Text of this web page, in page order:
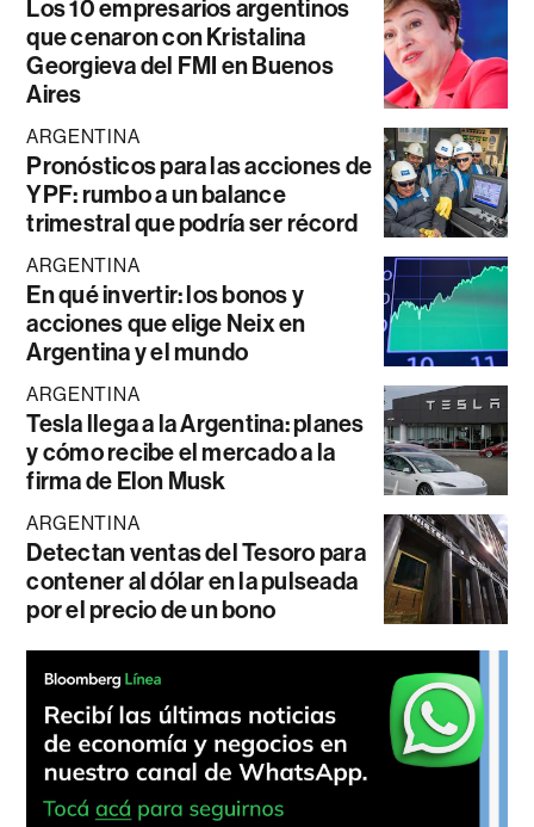
Los 10 empresarios argentinos
que cenaron con Kristalina
Georgieva del FMI en Buenos
Aires
ARGENTINA
Pronósticos para las acciones de
YPF: rumbo a un balance
trimestral que podría ser récord
ARGENTINA
En qué invertir: los bonos y
acciones que elige Neix en
Argentina y el mundo
ARGENTINA
Tesla llega a la Argentina: planes
y cómo recibe el mercado a la
firma de Elon Musk
ARGENTINA
Detectan ventas del Tesoro para
contener al dólar en la pulseada
por el precio de un bono